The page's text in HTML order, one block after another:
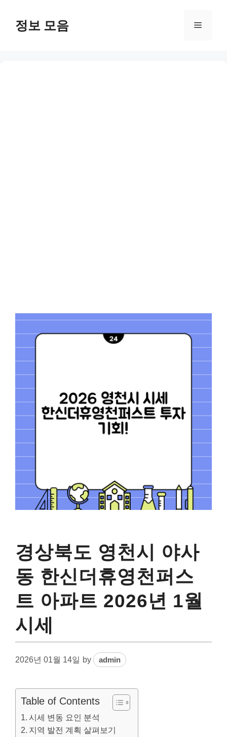
content정보 모음 Menu
경상북도 영천시 야사
동 한신더휴영천퍼스
트 아파트 2026년 1월
시세
2026년 01월 14일 by admin
Table of Contents
시세 변동 요인 분석
지역 발전 계획 살펴보기